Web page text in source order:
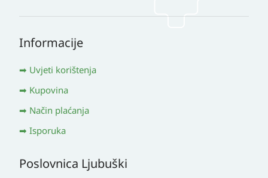
Informacije
Uvjeti korištenja
Kupovina
Način plaćanja
Isporuka
Poslovnica Ljubuški